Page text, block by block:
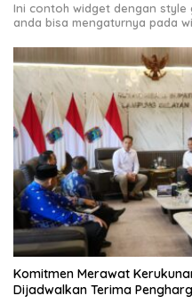
Ini contoh widget dengan style
anda bisa mengaturnya pada
Komitmen Merawat
Dijadwalkan Terima